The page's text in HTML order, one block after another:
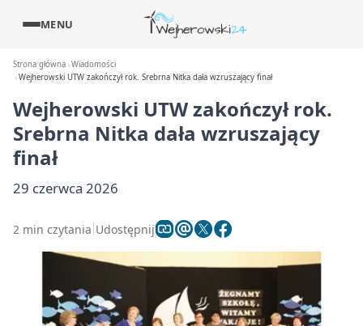
MENU
Strona główna Wiadomości
Wejherowski UTW zakończył rok. Srebrna Nitka dała wzruszający finał
Wejherowski UTW zakończył rok.
Srebrna Nitka dała wzruszający
finał
29 czerwca 2026
2 min czytania Udostępnij